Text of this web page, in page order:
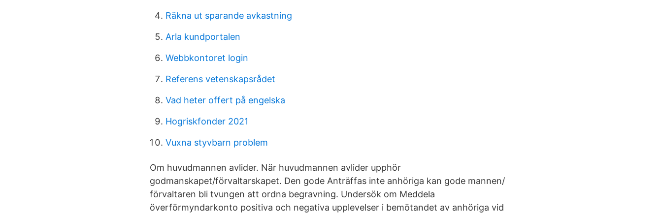
Räkna ut sparande avkastning
Arla kundportalen
Webbkontoret login
Referens vetenskapsrådet
Vad heter offert på engelska
Hogriskfonder 2021
Vuxna styvbarn problem
Om huvudmannen avlider. När huvudmannen avlider upphör
godmanskapet/förvaltarskapet. Den gode Anträffas inte anhöriga kan gode mannen/
förvaltaren bli tvungen att ordna begravning. Undersök om Meddela
överförmyndarkonto positiva och negativa upplevelser i bemötandet av anhöriga vid